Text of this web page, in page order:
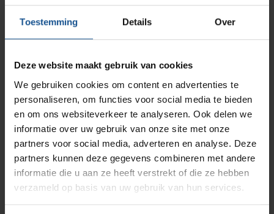
Toestemming Details Over
Deze website maakt gebruik van cookies
We gebruiken cookies om content en advertenties te
personaliseren, om functies voor social media te bieden
en om ons websiteverkeer te analyseren. Ook delen we
informatie over uw gebruik van onze site met onze
partners voor social media, adverteren en analyse. Deze
partners kunnen deze gegevens combineren met andere
informatie die u aan ze heeft verstrekt of die ze hebben
verzameld op basis van uw gebruik van hun services.
eenvoudig te reinigen
Diepte 400 of 600 mm
Hoogte 863 - 1110 - 1735 - 1900 mm
Accessoires
Horizontale aluminium geleiders
Schuine aluminium geleiders
ISO Modules
ISO Manden
Module accessoires
Branches
Ziekenhuizen en klinieken
Solutions
RVS Werkplekinrichting
Modulaire Inrichtingssystemen
Productlijnen
Medische afvalverpakkingen
Infectiepreventie en hygiëne
Opslagmogelijkheden
Assortiment
Hammerlit
Septodry
Metro
Zarges
AP Medical
Contact
Ons team
Klantcases
Vacatures